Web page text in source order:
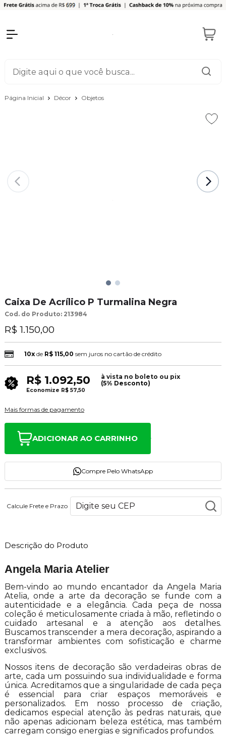
Página Inicial Décor Objetos
Caixa De Acrílico P Turmalina Negra
Cod. do Produto: 213984
R$ 1.150,00
10xde R$ 115,00 sem juros no cartão de crédito
R$ 1.092,50
à vista no boleto ou pix
(5% Desconto)
Economize R$ 57,50
Mais formas de pagamento
ADICIONAR AO CARRINHO
Compre Pelo WhatsApp
Calcule Frete e Prazo
Descrição do Produto
Angela Maria Atelier
Bem-vindo ao mundo encantador da Angela Maria
Atelia, onde a arte da decoração se funde com a
autenticidade e a elegância. Cada peça de nossa
coleção é meticulosamente criada à mão, refletindo o
cuidado artesanal e a atenção aos detalhes.
Buscamos transcender a mera decoração, aspirando a
transformar ambientes com sofisticação e charme
exclusivos.
Nossos itens de decoração são verdadeiras obras de
arte, cada um possuindo sua individualidade e forma
única. Acreditamos que a singularidade de cada peça
é essencial para criar espaços memoráveis e
personalizados. Em nosso processo de criação,
dedicamos especial atenção às pedras naturais, que
não apenas adicionam beleza estética, mas também
carregam consigo energias e significados profundos.